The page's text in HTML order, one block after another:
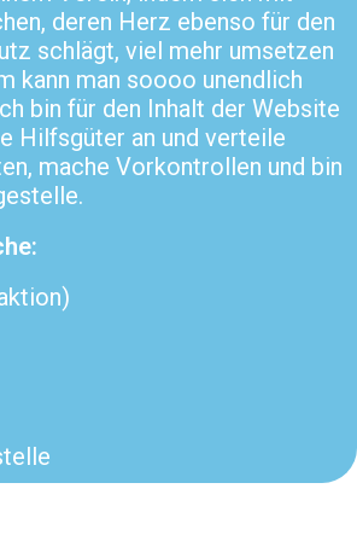
deren Herz ebenso für den
schlägt, viel mehr umsetzen
kann man soooo unendlich
bin für den Inhalt der Website
Hilfsgüter an und verteile
mache Vorkontrollen und bin